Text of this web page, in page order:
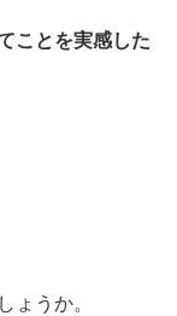
ことを実感した
ょうか。